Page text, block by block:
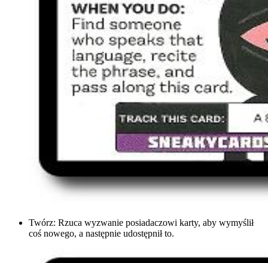
Twórz: Rzuca wyzwanie posiadaczowi karty, aby wymyślił
coś nowego, a następnie udostępnił to.